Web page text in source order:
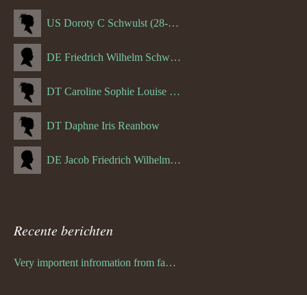
US Doroty C Schwulst (28-12-1919)
DE Friedrich Wilhelm Schwulst
DT Caroline Sophie Louise Schreuder born Schwulst (13-05-1866)
DT Daphne Iris Reanbow
DE Jacob Friedrich Wilhelm Hurth
Recente berichten
Very importent infromation from family Schwulst